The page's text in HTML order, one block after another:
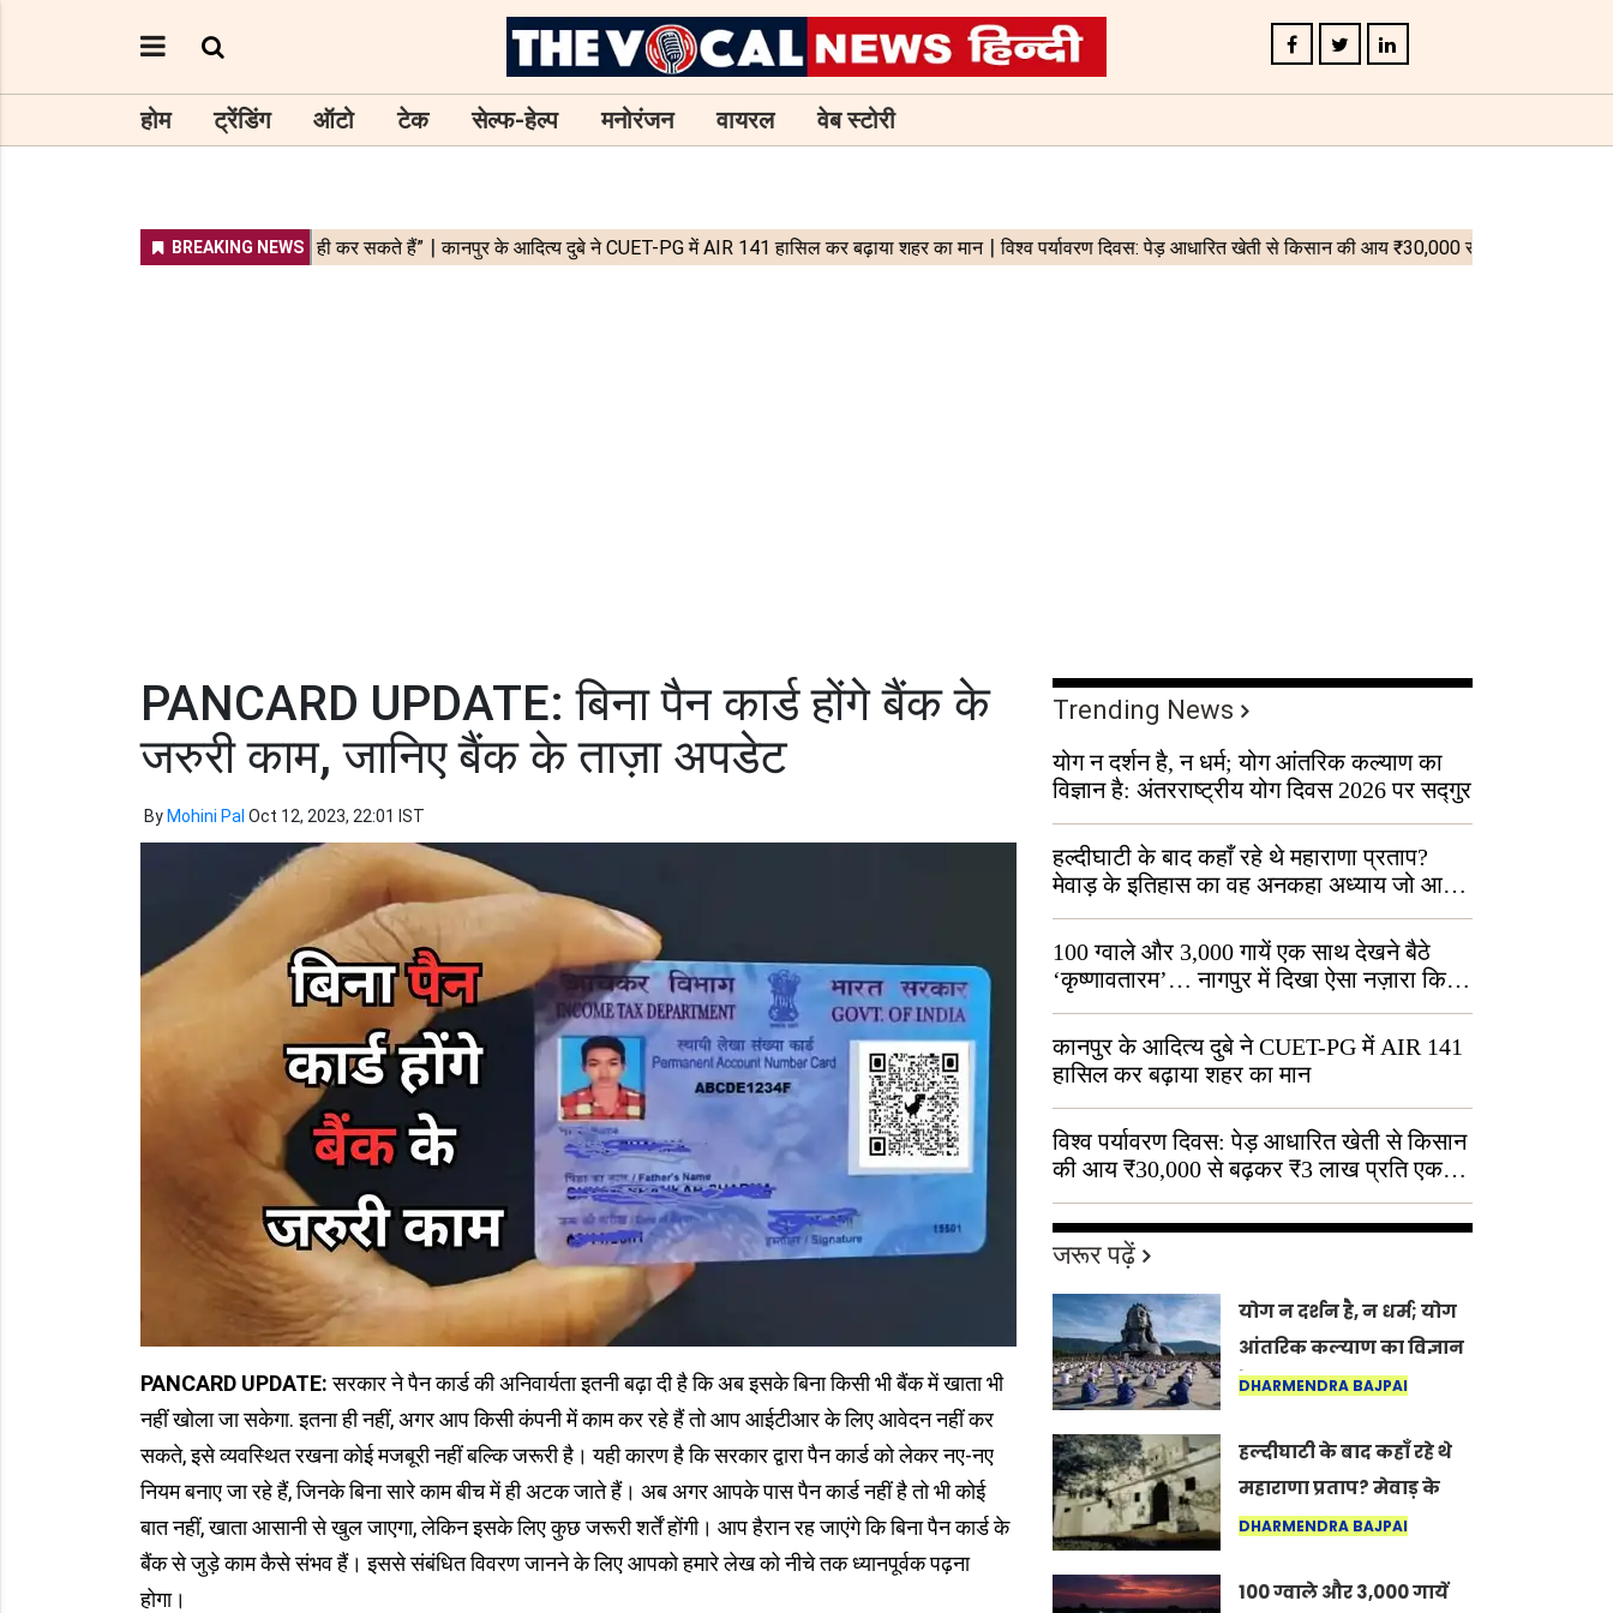
होम ट्रेंडिंग ऑटो टेक सेल्फ-हेल्प मनोरंजन वायरल वेब स्टोरी
PANCARD UPDATE: बिना पैन कार्ड होंगे बैंक के
जरुरी काम, जानिए बैंक के ताज़ा अपडेट
By Mohini Pal Oct 12, 2023, 22:01 IST
PANCARD UPDATE:सरकार ने पैन कार्ड की अनिवार्यता इतनी बढ़ा दी है कि अब इसके बिना किसी भी बैंक में खाता भी
नहीं खोला जा सकेगा. इतना ही नहीं, अगर आप किसी कंपनी में काम कर रहे हैं तो आप आईटीआर के लिए आवेदन नहीं कर
सकते, इसे व्यवस्थित रखना कोई मजबूरी नहीं बल्कि जरूरी है। यही कारण है कि सरकार द्वारा पैन कार्ड को लेकर नए-नए
नियम बनाए जा रहे हैं, जिनके बिना सारे काम बीच में ही अटक जाते हैं। अब अगर आपके पास पैन कार्ड नहीं है तो भी कोई
बात नहीं, खाता आसानी से खुल जाएगा, लेकिन इसके लिए कुछ जरूरी शर्तें होंगी। आप हैरान रह जाएंगे कि बिना पैन कार्ड के
बैंक से जुड़े काम कैसे संभव हैं। इससे संबंधित विवरण जानने के लिए आपको हमारे लेख को नीचे तक ध्यानपूर्वक पढ़ना
होगा।
Trending News
योग न दर्शन है, न धर्म; योग आंतरिक कल्याण का
विज्ञान है: अंतरराष्ट्रीय योग दिवस 2026 पर सद्गुर
हल्दीघाटी के बाद कहाँ रहे थे महाराणा प्रताप?
मेवाड़ के इतिहास का वह अनकहा अध्याय जो आज
भी कोल्यारी में जीवित है
100 ग्वाले और 3,000 गायें एक साथ देखने बैठे
‘कृष्णावतारम’… नागपुर में दिखा ऐसा नज़ारा कि
लोग बोले, “ऐसा तो सिर्फ़ कृष्ण ही कर सकते हैं”
कानपुर के आदित्य दुबे ने CUET-PG में AIR 141
हासिल कर बढ़ाया शहर का मान
विश्व पर्यावरण दिवस: पेड़ आधारित खेती से किसान
की आय ₹30,000 से बढ़कर ₹3 लाख प्रति एकड़
हुई
जरूर पढ़ें
योग न दर्शन है, न धर्म; योग
आंतरिक कल्याण का विज्ञान
है: अंतरराष्ट्रीय योग दिवस
DHARMENDRA BAJPAI
हल्दीघाटी के बाद कहाँ रहे थे
महाराणा प्रताप? मेवाड़ के
इतिहास का वह अनकहा
में जीवित है
DHARMENDRA BAJPAI
100 ग्वाले और 3,000 गायें